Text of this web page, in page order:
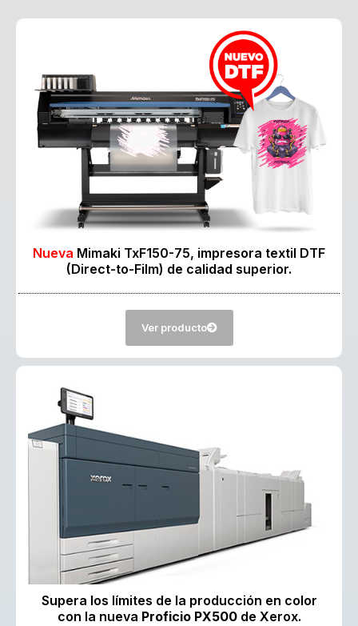
Nueva Mimaki TxF150-75, impresora textil DTF
(Direct-to-Film) de calidad superior.
Ver producto
Supera los límites de la producción en color
con la nueva Proficio PX500de Xerox.